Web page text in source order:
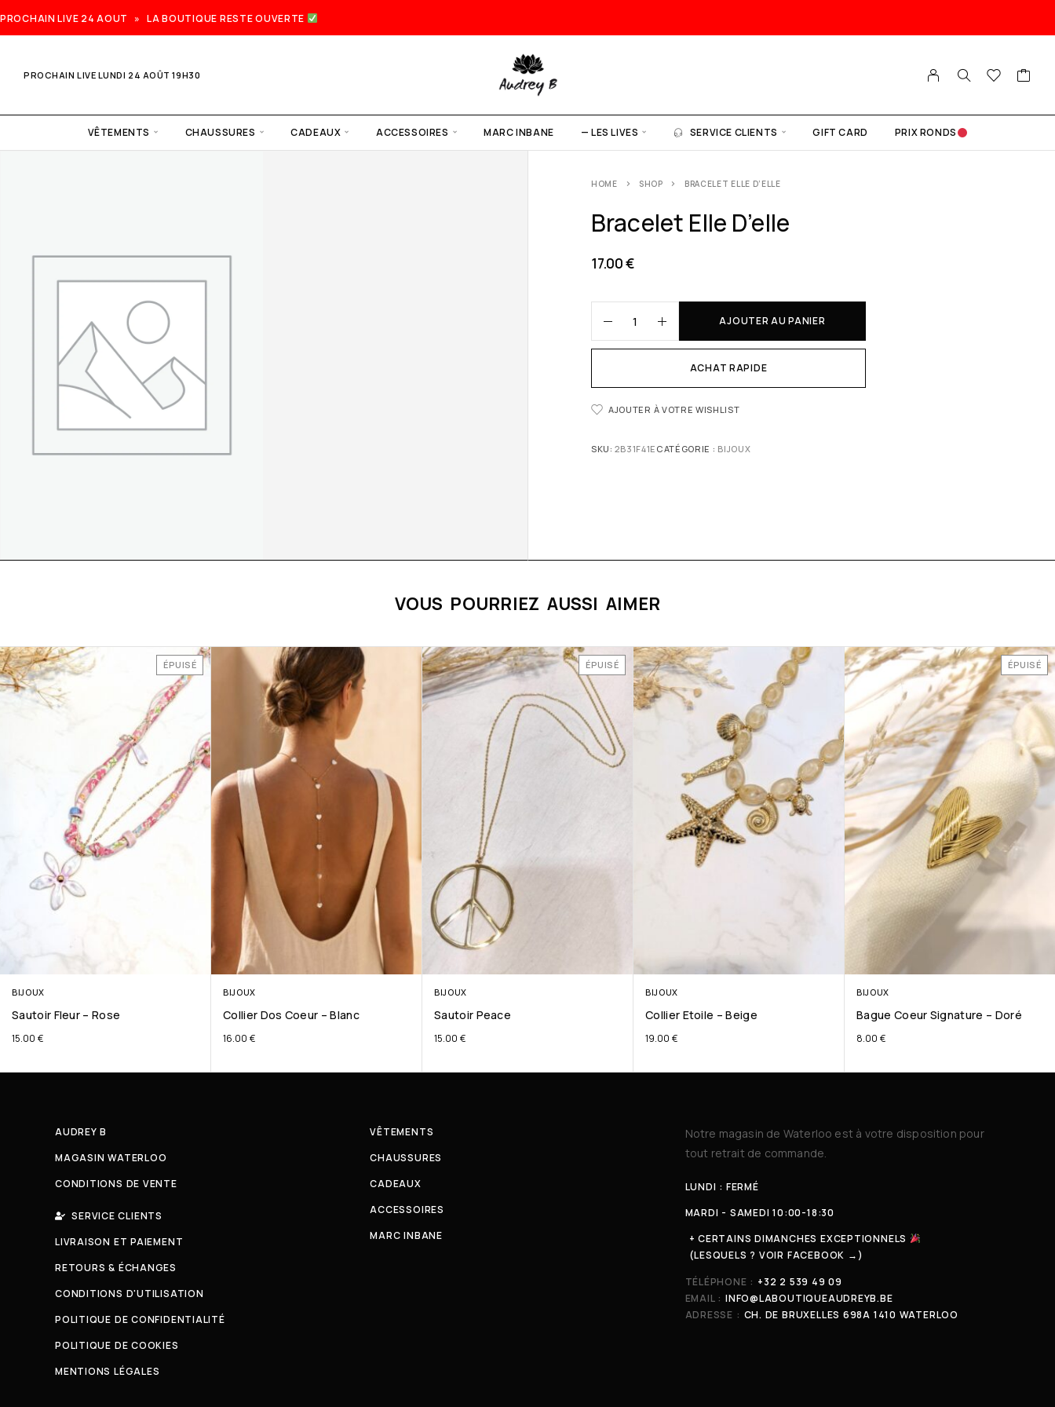
PROCHAIN LIVE 24 AOUT » LA BOUTIQUE RESTE OUVERTE
PROCHAIN LIVE LUNDI 24 AOÛT 19H30
VÊTEMENTS CHAUSSURES CADEAUX ACCESSOIRES MARC INBANE — LES LIVES SERVICE CLIENTS GIFT CARD PRIX RONDS
HOME SHOP BRACELET ELLE D’ELLE
Bracelet Elle D’elle
17.00€
AJOUTER AU PANIER
ACHAT RAPIDE
AJOUTER À VOTRE WISHLIST
SKU:2B31F41E CATÉGORIE : BIJOUX
VOUS POURRIEZ AUSSI AIMER
ÉPUISÉ
BIJOUX
Sautoir Fleur – Rose
15.00 €
BIJOUX
Collier Dos Coeur – Blanc
16.00 €
ÉPUISÉ
BIJOUX
Sautoir Peace
15.00 €
BIJOUX
Collier Etoile – Beige
19.00 €
ÉPUISÉ
BIJOUX
Bague Coeur Signature – Doré
8.00 €
AUDREY B
MAGASIN WATERLOO
CONDITIONS DE VENTE
SERVICE CLIENTS
LIVRAISON ET PAIEMENT
RETOURS & ÉCHANGES
CONDITIONS D'UTILISATION
POLITIQUE DE CONFIDENTIALITÉ
POLITIQUE DE COOKIES
MENTIONS LÉGALES
VÊTEMENTS
CHAUSSURES
CADEAUX
ACCESSOIRES
MARC INBANE
Notre magasin de Waterloo est à votre disposition pour
tout retrait de commande.
LUNDI : FERMÉ
MARDI - SAMEDI 10:00-18:30
+ CERTAINS DIMANCHES EXCEPTIONNELS
(LESQUELS ? VOIR FACEBOOK →)
TÉLÉPHONE : +32 2 539 49 09
EMAIL : INFO@LABOUTIQUEAUDREYB.BE
ADRESSE : CH. DE BRUXELLES 698A 1410 WATERLOO